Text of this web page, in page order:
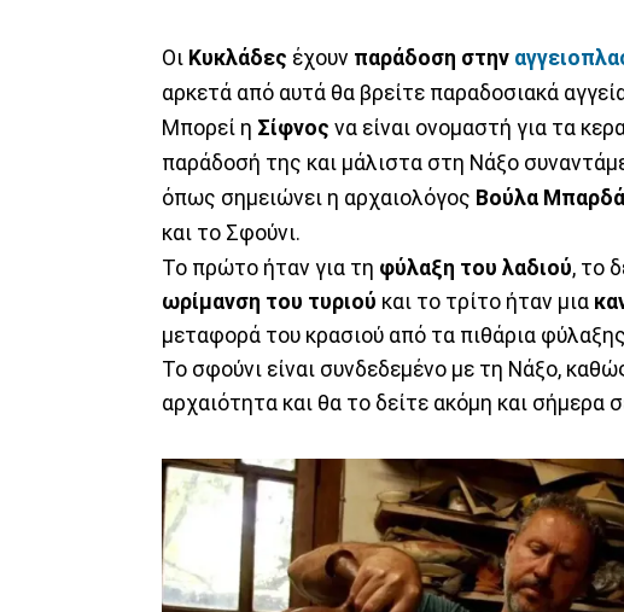
Οι Κυκλάδες έχουν παράδοση στην
αρκετά από αυτά θα βρείτε παραδοσιακά
Μπορεί η Σίφνος να είναι ονομαστή για τα
παράδοσή της και μάλιστα στη Νάξο
όπως σημειώνει η αρχαιολόγος Βούλα
και το Σφούνι.
Το πρώτο ήταν για τη φύλαξη του λαδιού, το
ωρίμανση του τυριού και το τρίτο ήταν μια
μεταφορά του κρασιού από τα πιθάρια
Το σφούνι είναι συνδεδεμένο με τη Νάξο,
αρχαιότητα και θα το δείτε ακόμη και σήμερα